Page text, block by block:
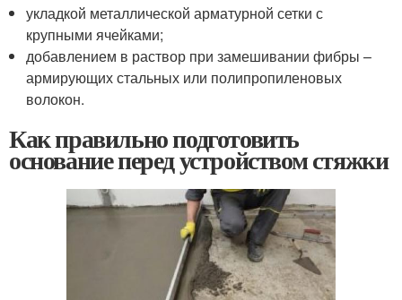
укладкой металлической арматурной сетки с
крупными ячейками;
добавлением в раствор при замешивании фибры –
армирующих стальных или полипропиленовых
волокон.
Как правильно подготовить
основание перед устройством стяжки